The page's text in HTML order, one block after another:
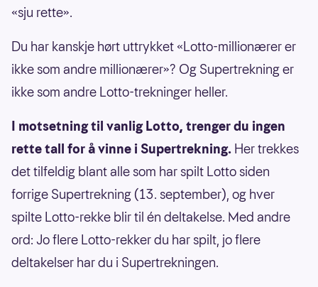
«sju rette».
Du har kanskje hørt uttrykket «Lotto-millionærer er
ikke som andre millionærer»? Og Supertrekning er
ikke som andre Lotto-trekninger heller.
I motsetning til vanlig Lotto, trenger du ingen
rette tall for å vinne i Supertrekning. Her trekkes
det tilfeldig blant alle som har spilt Lotto siden
forrige Supertrekning (13. september), og hver
spilte Lotto-rekke blir til én deltakelse. Med andre
ord: Jo flere Lotto-rekker du har spilt, jo flere
deltakelser har du i Supertrekningen.